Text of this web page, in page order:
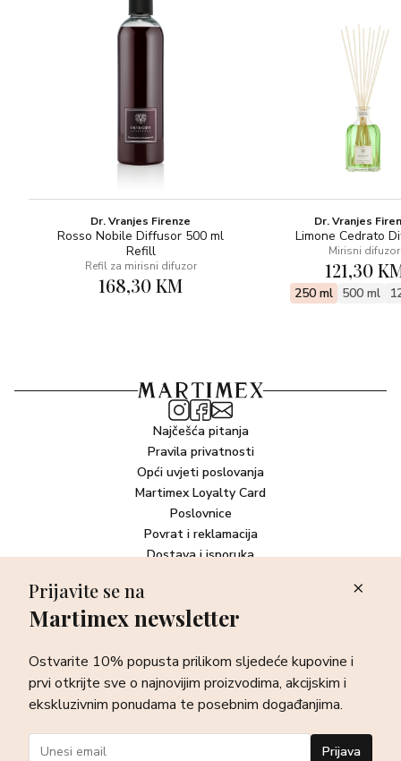
Dr. Vranjes Firenze
Rosso Nobile Diffusor 500 ml
Refill
Refil za mirisni difuzor
168,30 KM
Dr. Vranjes
Limone Cedrato
Mirisni difuzor
121,30
250 ml 500 ml
Najčešća pitanja
Pravila privatnosti
Opći uvjeti poslovanja
Martimex Loyalty Card
Poslovnice
Povrat i reklamacija
Dostava i isporuka
Newsletter
sve o najnovijim proizvodima, akcijskim i ekskluzivnim
ponudama te posebnim događanjima.
Prijava
Prijavite se na
Martimex newsletter
Ostvarite 10% popusta prilikom sljedeće kupovine i
prvi otkrijte sve o najnovijim proizvodima, akcijskim i
ekskluzivnim ponudama te posebnim događanjima.
Prijava